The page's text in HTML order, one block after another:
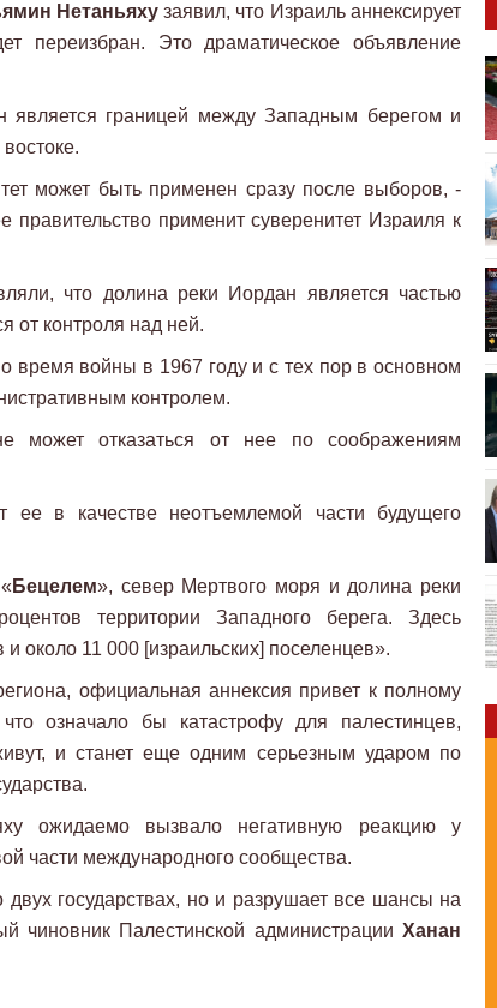
Нетаньяхузаявил, что Израиль аннексирует
переизбран. Это драматическое объявление
границей между Западным берегом и
может быть применен сразу после выборов, -
применит суверенитет Израиля к
что долина реки Иордан является частью
от контроля над ней.
время войны в 1967 году и с тех пор в основном
контролем.
может отказаться от нее по соображениям
ее в качестве неотъемлемой части будущего
Бецелем», север Мертвого моря и долина реки
территории Западного берега. Здесь
около 11 000 [израильских] поселенцев».
официальная аннексия привет к полному
означало бы катастрофу для палестинцев,
и станет еще одним серьезным ударом по
ожидаемо вызвало негативную реакцию у
части международного сообщества.
государствах, но и разрушает все шансы на
чиновник Палестинской администрации Ханан